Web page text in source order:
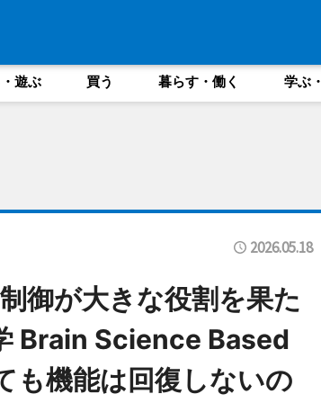
遊ぶ 買う 暮らす・働く 学ぶ
2026.05.18
御が大きな役割を果た
Brain Science Based
機能は回復しないの